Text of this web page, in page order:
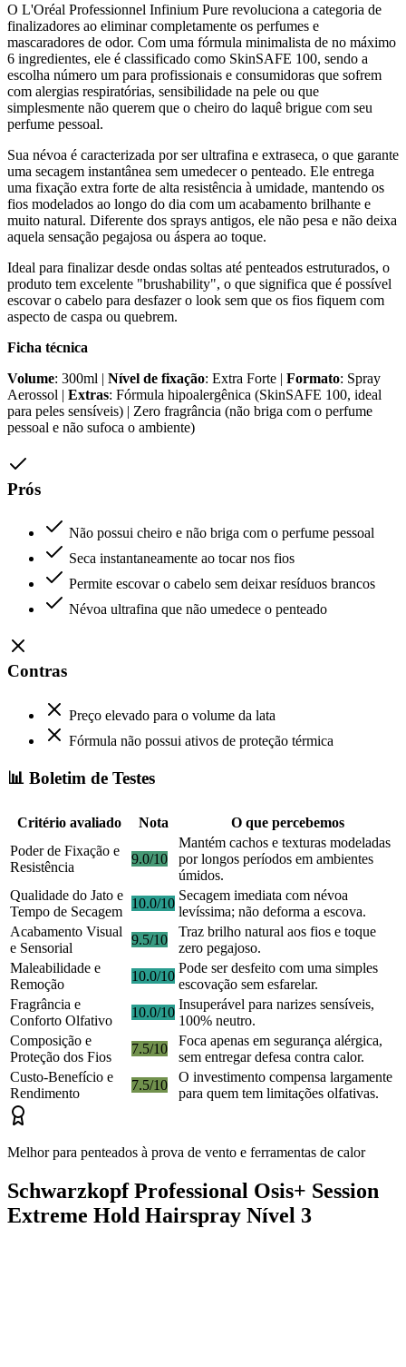
O L'Oréal Professionnel Infinium Pure revoluciona a categoria de
finalizadores ao eliminar completamente os perfumes e
mascaradores de odor. Com uma fórmula minimalista de no máximo
6 ingredientes, ele é classificado como SkinSAFE 100, sendo a
escolha número um para profissionais e consumidoras que sofrem
com alergias respiratórias, sensibilidade na pele ou que
simplesmente não querem que o cheiro do laquê brigue com seu
perfume pessoal.
Sua névoa é caracterizada por ser ultrafina e extraseca, o que garante
uma secagem instantânea sem umedecer o penteado. Ele entrega
uma fixação extra forte de alta resistência à umidade, mantendo os
fios modelados ao longo do dia com um acabamento brilhante e
muito natural. Diferente dos sprays antigos, ele não pesa e não deixa
aquela sensação pegajosa ou áspera ao toque.
Ideal para finalizar desde ondas soltas até penteados estruturados, o
produto tem excelente "brushability", o que significa que é possível
escovar o cabelo para desfazer o look sem que os fios fiquem com
aspecto de caspa ou quebrem.
Ficha técnica
Volume: 300ml | Nível de fixação: Extra Forte | Formato: Spray
Aerossol | Extras: Fórmula hipoalergênica (SkinSAFE 100, ideal
para peles sensíveis) | Zero fragrância (não briga com o perfume
pessoal e não sufoca o ambiente)
Prós
Não possui cheiro e não briga com o perfume pessoal
Seca instantaneamente ao tocar nos fios
Permite escovar o cabelo sem deixar resíduos brancos
Névoa ultrafina que não umedece o penteado
Contras
Preço elevado para o volume da lata
Fórmula não possui ativos de proteção térmica
📊 Boletim de Testes
Critério avaliado Nota
O que percebemos
Poder de Fixação e
Resistência
9.0/10
Mantém cachos e texturas modeladas
por longos períodos em ambientes
úmidos.
Qualidade do Jato e
Tempo de Secagem
10.0/10
Secagem imediata com névoa
levíssima; não deforma a escova.
Acabamento Visual
e Sensorial
9.5/10
Traz brilho natural aos fios e toque
zero pegajoso.
Maleabilidade e
Remoção
10.0/10
Pode ser desfeito com uma simples
escovação sem esfarelar.
Fragrância e
Conforto Olfativo
10.0/10
Insuperável para narizes sensíveis,
100% neutro.
Composição e
Proteção dos Fios
7.5/10
Foca apenas em segurança alérgica,
sem entregar defesa contra calor.
Custo-Benefício e
Rendimento
7.5/10
O investimento compensa largamente
para quem tem limitações olfativas.
Melhor para penteados à prova de vento e ferramentas de calor
Schwarzkopf Professional Osis+ Session
Extreme Hold Hairspray Nível 3